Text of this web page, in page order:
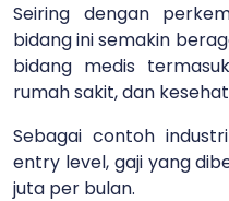
Seiring dengan
bidang ini semakin
bidang medis
rumah sakit, dan
Sebagai contoh
entry level, gaji yang
juta per bulan.